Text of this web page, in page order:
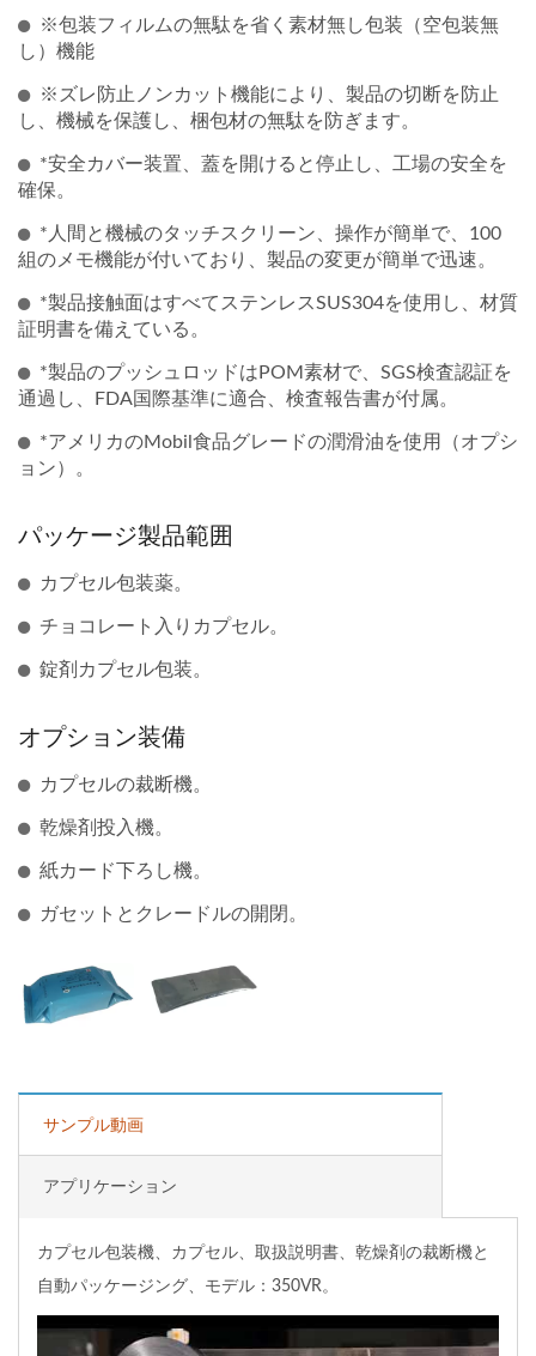
※包装フィルムの無駄を省く素材無し包装（空包装無
し）機能
※ズレ防止ノンカット機能により、製品の切断を防止
し、機械を保護し、梱包材の無駄を防ぎます。
*安全カバー装置、蓋を開けると停止し、工場の安全を
確保。
*人間と機械のタッチスクリーン、操作が簡単で、100
組のメモ機能が付いており、製品の変更が簡単で迅速。
*製品接触面はすべてステンレスSUS304を使用し、材質
証明書を備えている。
*製品のプッシュロッドはPOM素材で、SGS検査認証を
通過し、FDA国際基準に適合、検査報告書が付属。
*アメリカのMobil食品グレードの潤滑油を使用（オプシ
ョン）。
パッケージ製品範囲
カプセル包装薬。
チョコレート入りカプセル。
錠剤カプセル包装。
オプション装備
カプセルの裁断機。
乾燥剤投入機。
紙カード下ろし機。
ガセットとクレードルの開閉。
サンプル動画
アプリケーション
カプセル包装機、カプセル、取扱説明書、乾燥剤の裁断機と
自動パッケージング、モデル：350VR。